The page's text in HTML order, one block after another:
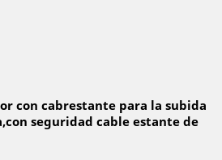
con cabrestante para la subida
seguridad cable estante de